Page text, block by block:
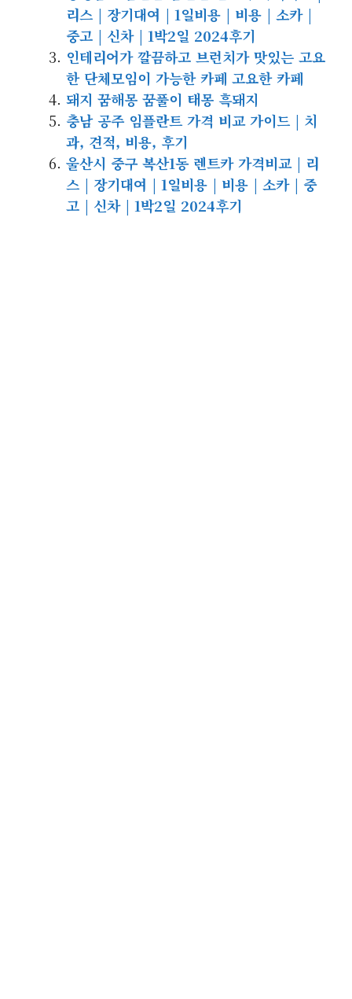
리스 | 장기대여 | 1일비용 | 비용 | 소카 |
중고 | 신차 | 1박2일 2024후기
인테리어가 깔끔하고 브런치가 맛있는 고요
한 단체모임이 가능한 카페 고요한 카페
돼지 꿈해몽 꿈풀이 태몽 흑돼지
충남 공주 임플란트 가격 비교 가이드 | 치
과, 견적, 비용, 후기
울산시 중구 복산1동 렌트카 가격비교 | 리
스 | 장기대여 | 1일비용 | 비용 | 소카 | 중
고 | 신차 | 1박2일 2024후기